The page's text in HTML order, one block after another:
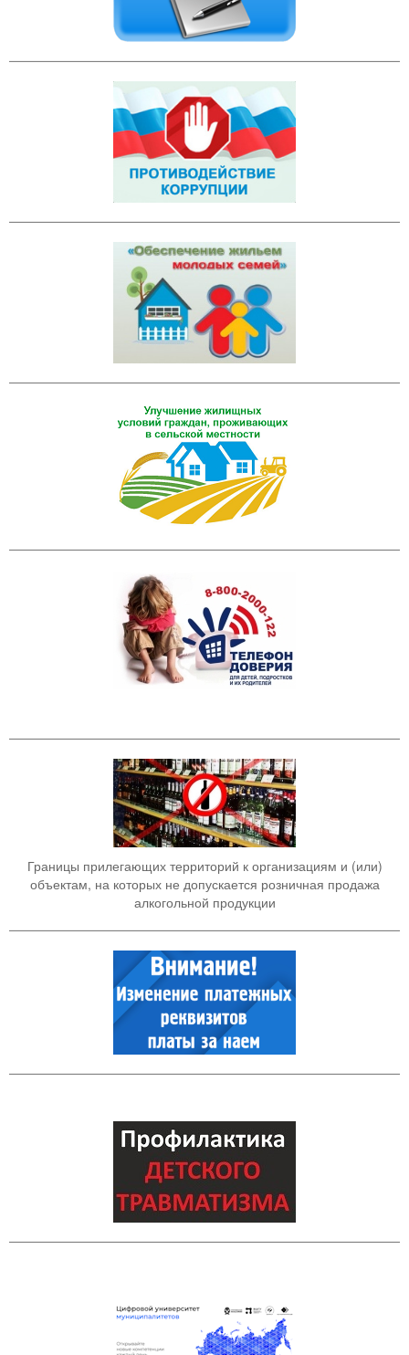
Границы прилегающих территорий к организациям и (или)
объектам, на которых не допускается розничная продажа
алкогольной продукции